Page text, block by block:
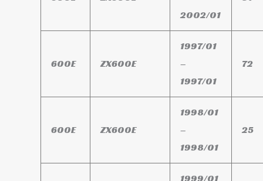
2002/01
600E ZX600E
1997/01
–
1997/01
72
600E ZX600E
1998/01
–
1998/01
25
1999/01